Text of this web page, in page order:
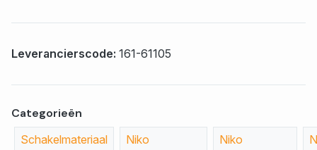
Leverancierscode: 161-61105
Categorieën
Schakelmateriaal
Niko
Niko